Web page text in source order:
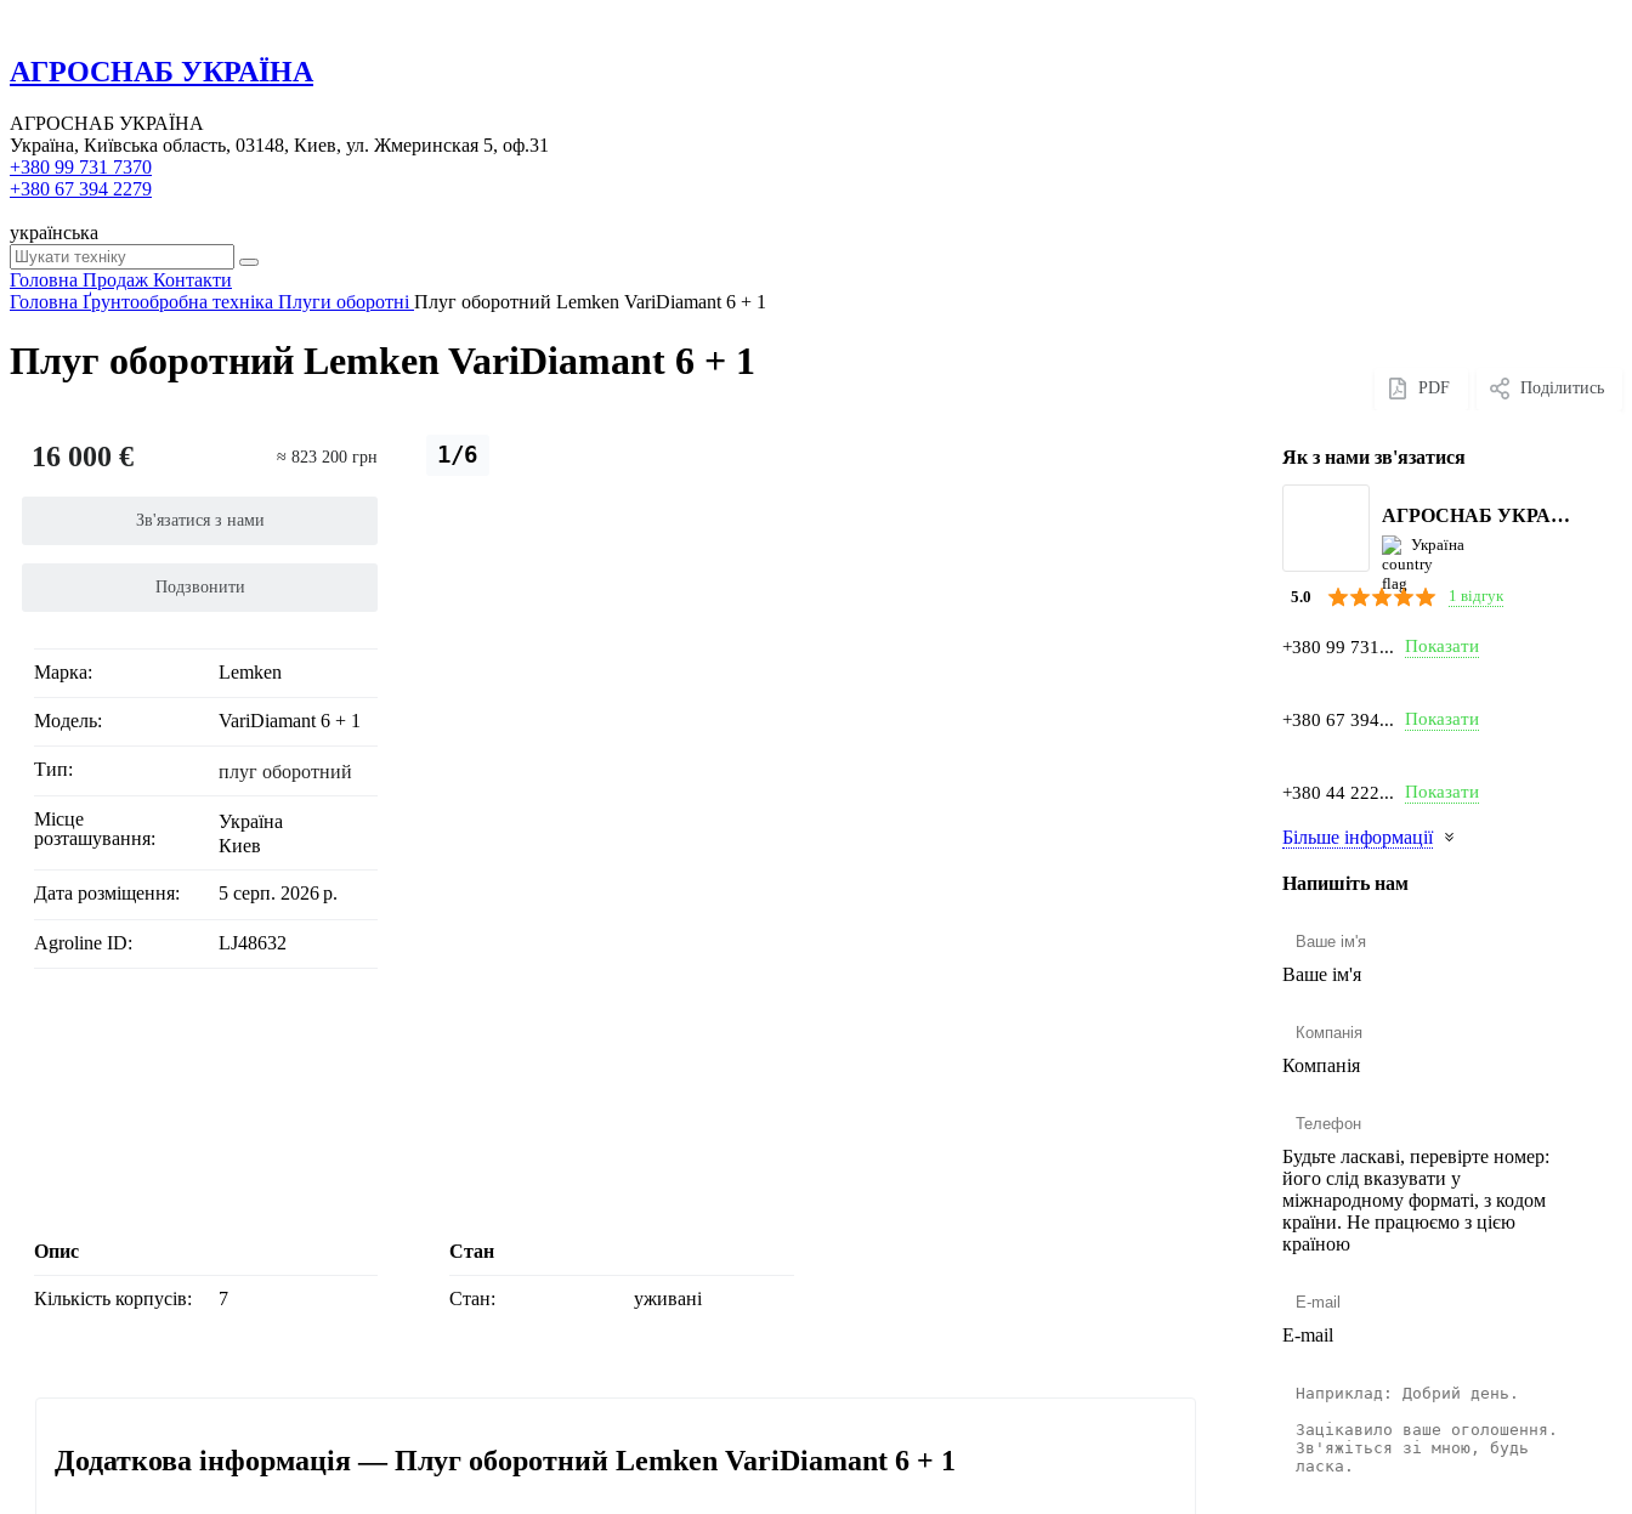
АГРОСНАБ УКРАЇНА
АГРОСНАБ УКРАЇНА
Україна, Київська область, 03148, Киев, ул. Жмеринская 5, оф.31
+380 99 731 7370
+380 67 394 2279
українська
Головна Продаж Контакти
Головна Ґрунтообробна техніка Плуги оборотні Плуг оборотний Lemken VariDiamant 6 + 1
Плуг оборотний Lemken VariDiamant 6 + 1
PDF Поділитись
1/6
16 000 € ≈ 823 200 грн
Зв'язатися з нами
Подзвонити
Марка: Lemken
Модель: VariDiamant 6 + 1
Тип: плуг оборотний
Місце
розташування:
Україна
Киев
Дата розміщення: 5 серп. 2026 р.
Agroline ID: LJ48632
Опис
Кількість корпусів: 7
Стан
Стан: уживані
Додаткова інформація — Плуг оборотний Lemken VariDiamant 6 + 1
Як з нами зв'язатися
АГРОСНАБ УКРАЇНА
Україна
5.0 1 відгук
+380 99 731... Показати
+380 67 394... Показати
+380 44 222... Показати
Більше інформації
Напишіть нам
Ваше ім'я
Компанія
Будьте ласкаві, перевірте номер:
його слід вказувати у
міжнародному форматі, з кодом
країни. Не працюємо з цією
країною
E-mail